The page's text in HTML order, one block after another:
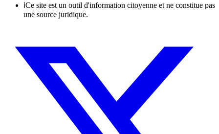
ℹCe site est un outil d'information citoyenne et ne constitue pas
une source juridique.